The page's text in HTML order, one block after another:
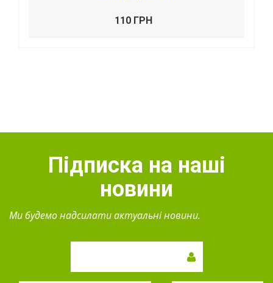
110 ГРН
Підписка на наші
новини
Ми будемо надсилати актуальні новини.